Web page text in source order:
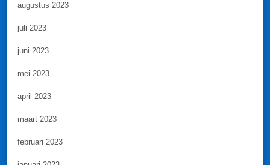
augustus 2023
juli 2023
juni 2023
mei 2023
april 2023
maart 2023
februari 2023